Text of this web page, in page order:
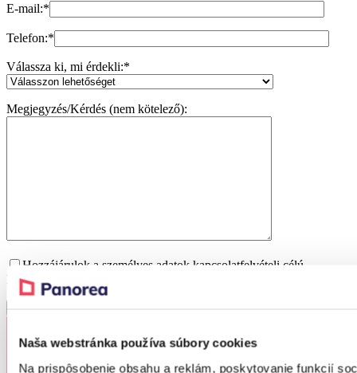
Naša webstránka používa súbory cookies
Na prispôsobenie obsahu a reklám, poskytovanie funkcií
E-mail:*
Telefon:*
Válassza ki, mi érdekli:*
Megjegyzés/Kérdés (nem kötelező):
Hozzájárulok a személyes adatok kapcsolatfelvételi célú
kezeléséhez.